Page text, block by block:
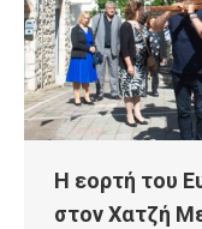
Η εορτή του
στον Χατζή